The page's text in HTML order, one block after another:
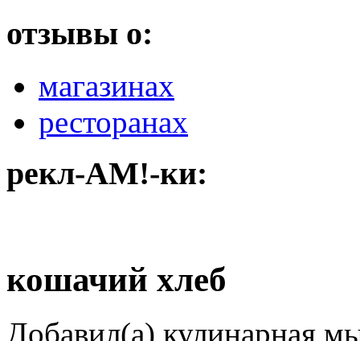
отзывы о:
магазинах
ресторанах
рекл-АМ!-ки:
кошачий хлеб
Добавил(а) кулинарная